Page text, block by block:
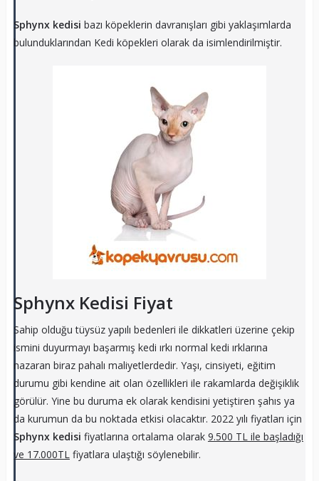
Sphynx kedisi bazı köpeklerin davranışları gibi yaklaşımlarda
bulunduklarından Kedi köpekleri olarak da isimlendirilmiştir.
Sphynx Kedisi Fiyat
Sahip olduğu tüysüz yapılı bedenleri ile dikkatleri üzerine çekip
ismini duyurmayı başarmış kedi ırkı normal kedi ırklarına
nazaran biraz pahalı maliyetlerdedir. Yaşı, cinsiyeti, eğitim
durumu gibi kendine ait olan özellikleri ile rakamlarda değişiklik
görülür. Yine bu duruma ek olarak kendisini yetiştiren şahıs ya
da kurumun da bu noktada etkisi olacaktır. 2022 yılı fiyatları için
Sphynx kedisi fiyatlarına ortalama olarak 9.500 TL ile başladığı
ve 17.000TLfiyatlara ulaştığı söylenebilir.